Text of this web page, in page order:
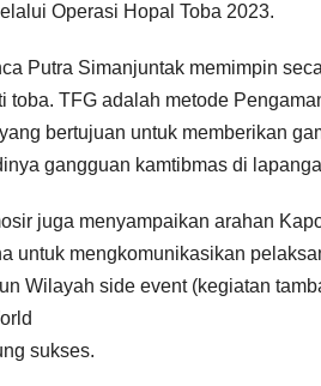
Operasi Hopal Toba 2023.
Putra Simanjuntak memimpin
toba. TFG adalah metode
bertujuan untuk memberikan
gangguan kamtibmas di
juga menyampaikan arahan
untuk mengkomunikasikan
Wilayah side event (kegiatan
sukses.